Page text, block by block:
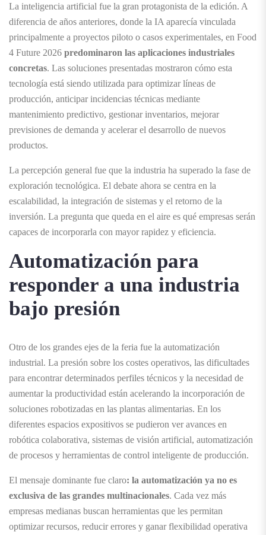
La inteligencia artificial fue la gran protagonista de la edición. A
diferencia de años anteriores, donde la IA aparecía vinculada
principalmente a proyectos piloto o casos experimentales, en Food
4 Future 2026 predominaron las aplicaciones industriales
concretas. Las soluciones presentadas mostraron cómo esta
tecnología está siendo utilizada para optimizar líneas de
producción, anticipar incidencias técnicas mediante
mantenimiento predictivo, gestionar inventarios, mejorar
previsiones de demanda y acelerar el desarrollo de nuevos
productos.
La percepción general fue que la industria ha superado la fase de
exploración tecnológica. El debate ahora se centra en la
escalabilidad, la integración de sistemas y el retorno de la
inversión. La pregunta que queda en el aire es qué empresas serán
capaces de incorporarla con mayor rapidez y eficiencia.
Automatización para
responder a una industria
bajo presión
Otro de los grandes ejes de la feria fue la automatización
industrial. La presión sobre los costes operativos, las dificultades
para encontrar determinados perfiles técnicos y la necesidad de
aumentar la productividad están acelerando la incorporación de
soluciones robotizadas en las plantas alimentarias. En los
diferentes espacios expositivos se pudieron ver avances en
robótica colaborativa, sistemas de visión artificial, automatización
de procesos y herramientas de control inteligente de producción.
El mensaje dominante fue claro: la automatización ya no es
exclusiva de las grandes multinacionales. Cada vez más
empresas medianas buscan herramientas que les permitan
optimizar recursos, reducir errores y ganar flexibilidad operativa